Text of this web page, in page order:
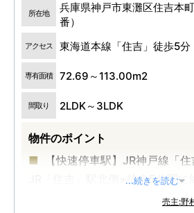
所在地
兵庫県神戸市東灘区住吉本
番）
アクセス 東海道本線「住吉」徒歩5分
専有面積 72.69～113.00m2
間取り 2LDK～3LDK
物件のポイント
【快速停車駅】JR神戸線「
JR「住吉」駅北側×徒歩5分圏に
...続きを読む
売主:野